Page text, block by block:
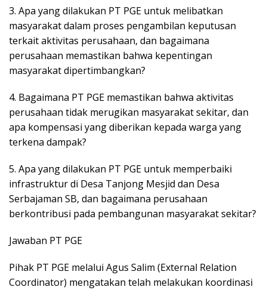
3. Apa yang dilakukan PT PGE untuk melibatkan
masyarakat dalam proses pengambilan keputusan
terkait aktivitas perusahaan, dan bagaimana
perusahaan memastikan bahwa kepentingan
masyarakat dipertimbangkan?
4. Bagaimana PT PGE memastikan bahwa aktivitas
perusahaan tidak merugikan masyarakat sekitar, dan
apa kompensasi yang diberikan kepada warga yang
terkena dampak?
5. Apa yang dilakukan PT PGE untuk memperbaiki
infrastruktur di Desa Tanjong Mesjid dan Desa
Serbajaman SB, dan bagaimana perusahaan
berkontribusi pada pembangunan masyarakat sekitar?
Jawaban PT PGE
Pihak PT PGE melalui Agus Salim (External Relation
Coordinator) mengatakan telah melakukan koordinasi